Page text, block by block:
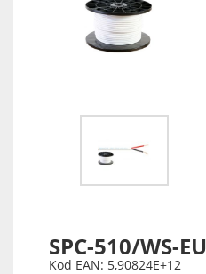
SPC-510/WS-EU
Kod EAN: 5,90824E+12